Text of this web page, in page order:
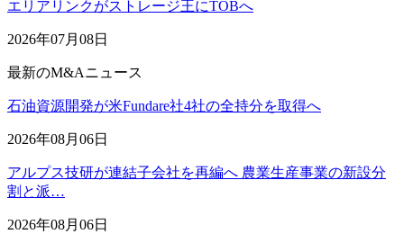
エリアリンクがストレージ王にTOBへ
2026年07月08日
最新のM&Aニュース
石油資源開発が米Fundare社4社の全持分を取得へ
2026年08月06日
アルプス技研が連結子会社を再編へ 農業生産事業の新設分
割と派…
2026年08月06日